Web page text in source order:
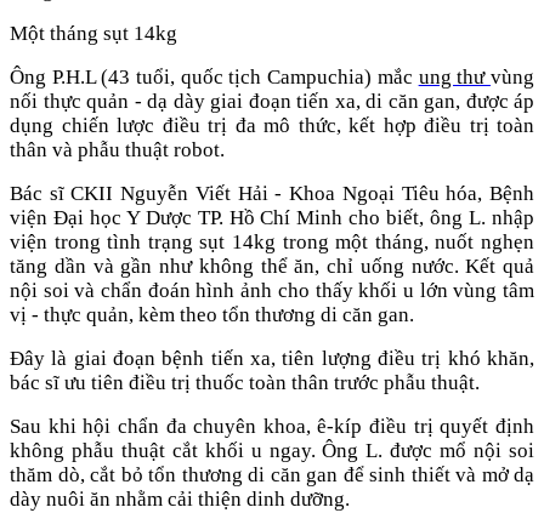
Một tháng sụt 14kg
Ông P.H.L (43 tuổi, quốc tịch Campuchia) mắc ung thưvùng
nối thực quản - dạ dày giai đoạn tiến xa, di căn gan, được áp
dụng chiến lược điều trị đa mô thức, kết hợp điều trị toàn
thân và phẫu thuật robot.
Bác sĩ CKII Nguyễn Viết Hải - Khoa Ngoại Tiêu hóa, Bệnh
viện Đại học Y Dược TP. Hồ Chí Minh cho biết, ông L. nhập
viện trong tình trạng sụt 14kg trong một tháng, nuốt nghẹn
tăng dần và gần như không thể ăn, chỉ uống nước. Kết quả
nội soi và chẩn đoán hình ảnh cho thấy khối u lớn vùng tâm
vị - thực quản, kèm theo tổn thương di căn gan.
Đây là giai đoạn bệnh tiến xa, tiên lượng điều trị khó khăn,
bác sĩ ưu tiên điều trị thuốc toàn thân trước phẫu thuật.
Sau khi hội chẩn đa chuyên khoa, ê-kíp điều trị quyết định
không phẫu thuật cắt khối u ngay. Ông L. được mổ nội soi
thăm dò, cắt bỏ tổn thương di căn gan để sinh thiết và mở dạ
dày nuôi ăn nhằm cải thiện dinh dưỡng.